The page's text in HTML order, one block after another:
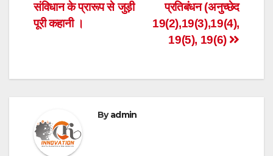
प्रतिबंधन (अनुच्छेद
19(2),19(3),19(4),
19(5), 19(6)
संविधान के प्रारूप से जुड़ी
पूरी कहानी ।
Byadmin